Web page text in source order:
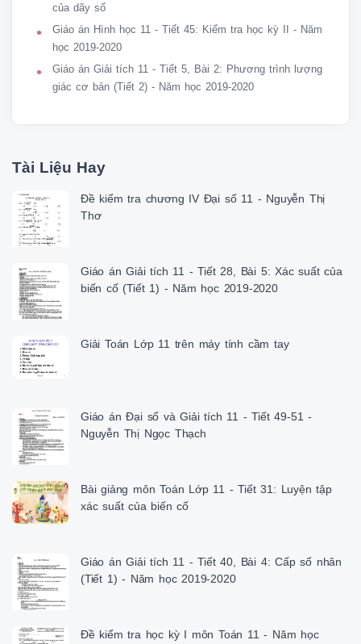
1.PPCM ĐT VUÔNG GÓC MP Câu hỏi trắc nghiệm
Câu 1: Cho hình chóp S.ABC các tam giácSAB,SAC,SBC
Cd1 :() ⊥ vuông tại S.Khẳng định nào sau đây SAI ?
ab,() 
d // C. BC ⊥ (SAC) D. SC ⊥ AB
2.PPCM ĐT VUÔNG GÓC ĐT .S
Cd1 : ⊥
()
/ A B
/
d ⊥
C
của dãy số
Giáo án Hình học 11 - Tiết 45: Kiểm tra học kỳ II - Năm
học 2019-2020
Giáo án Giải tích 11 - Tiết 5, Bài 2: Phương trình lượng
giác cơ bản (Tiết 2) - Năm học 2019-2020
Tài Liệu Hay
Đề kiểm tra chương IV Đại số 11 - Nguyễn Thị
Thơ
Giáo án Giải tích 11 - Tiết 28, Bài 5: Xác suất của
biến cố (Tiết 1) - Năm học 2019-2020
Giải Toán Lớp 11 trên máy tính cầm tay
Giáo án Đại số và Giải tích 11 - Tiết 49-51 -
Nguyễn Thị Ngọc Thạch
Bài giảng môn Toán Lớp 11 - Tiết 31: Luyện tập
xác suất của biến cố
Giáo án Giải tích 11 - Tiết 40, Bài 4: Cấp số nhân
(Tiết 1) - Năm học 2019-2020
Đề kiểm tra học kỳ I môn Toán 11 - Năm học